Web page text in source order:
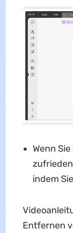
Wenn
indem
Entfernen